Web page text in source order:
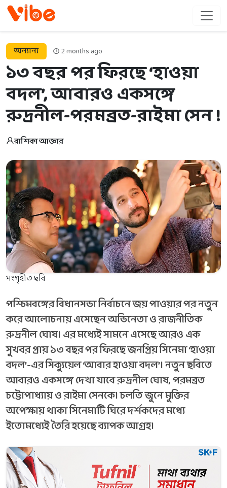
অন্যান্য 2 months ago
১৩ বছর পর ফিরছে ‘হাওয়া
বদল’, আবারও একসঙ্গে
রুদ্রনীল-পরমব্রত-রাইমা সেন !
রাশিকা আক্তার
সংগৃহীত ছবি
পশ্চিমবঙ্গের বিধানসভা নির্বাচনে জয় পাওয়ার পর নতুন
করে আলোচনায় এসেছেন অভিনেতা ও রাজনীতিক
রুদ্রনীল ঘোষ। এর মধ্যেই সামনে এসেছে আরও এক
সুখবর প্রায় ১৩ বছর পর ফিরছে জনপ্রিয় সিনেমা ‘হাওয়া
বদল’-এর সিক্যুয়েল ‘আবার হাওয়া বদল’। নতুন ছবিতে
আবারও একসঙ্গে দেখা যাবে রুদ্রনীল ঘোষ, পরমব্রত
চট্টোপাধ্যায় ও রাইমা সেনকে। চলতি জুনে মুক্তির
অপেক্ষায় থাকা সিনেমাটি ঘিরে দর্শকদের মধ্যে
ইতোমধ্যেই তৈরি হয়েছে ব্যাপক আগ্রহ।